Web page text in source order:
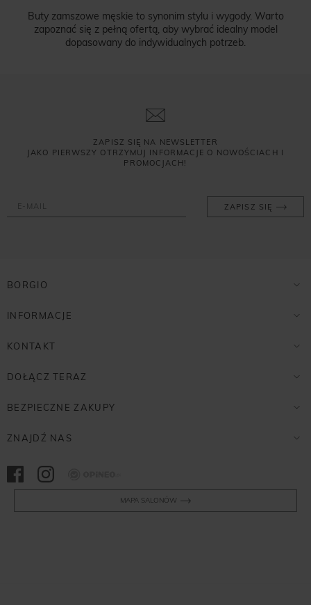
Buty zamszowe męskie to synonim stylu i wygody. Warto
zapoznać się z pełną ofertą, aby wybrać idealny model
dopasowany do indywidualnych potrzeb.
ZAPISZ SIĘ NA NEWSLETTER
JAKO PIERWSZY OTRZYMUJ INFORMACJE O NOWOŚCIACH I
PROMOCJACH!
ZAPISZ SIĘ
BORGIO
INFORMACJE
KONTAKT
DOŁĄCZ TERAZ
BEZPIECZNE ZAKUPY
ZNAJDŹ NAS
MAPA SALONÓW